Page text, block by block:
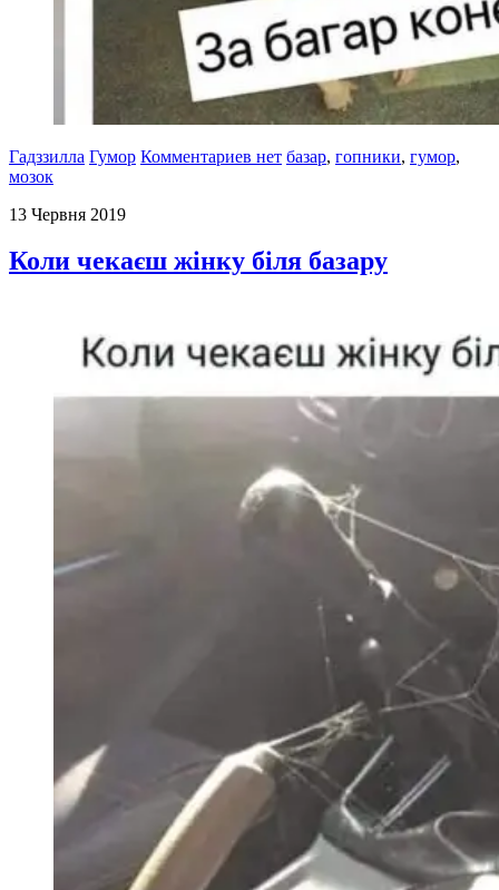
Гадззилла Гумор Комментариев нет базар, гопники, гумор,
мозок
13 Червня 2019
Коли чекаєш жінку біля базару